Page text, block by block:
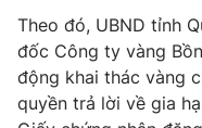
Hậu trường
Nhân vật
Giải trí
Điện ảnh
Âm nhạc
Đời sống
Theo đó, UBND tỉnh
đốc Công ty vàng
động khai thác vàng
quyền trả lời về gia